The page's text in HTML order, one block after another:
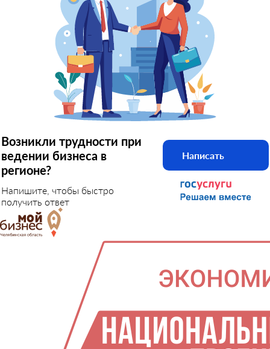
Возникли трудности при
ведении бизнеса в
регионе?
Напишите, чтобы быстро
получить ответ
Написать